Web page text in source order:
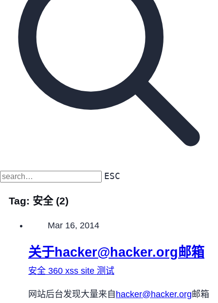
ESC
Tag: 安全 (2)
Published on
Mar 16, 2014
关于hacker@hacker.org 邮箱
安全 360 xss site 测试
网站后台发现大量来自 hacker@hacker.org邮箱